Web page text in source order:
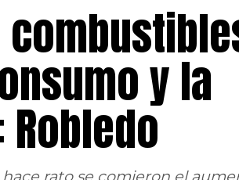
y la
rato se comieron el